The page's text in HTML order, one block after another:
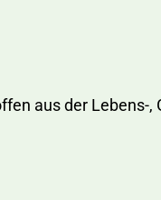
aus der